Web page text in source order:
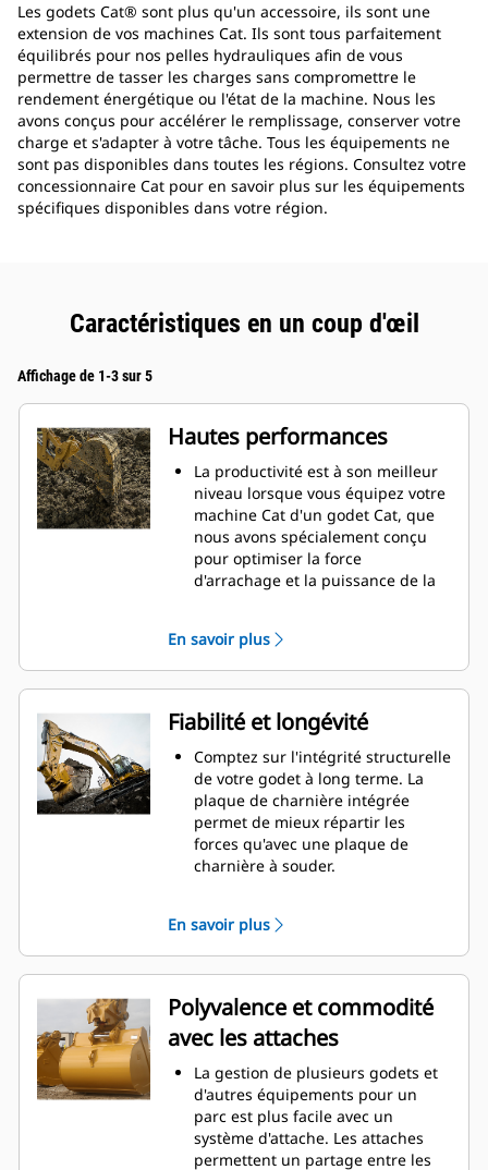
Les godets Cat® sont plus qu'un accessoire, ils sont une
extension de vos machines Cat. Ils sont tous parfaitement
équilibrés pour nos pelles hydrauliques afin de vous
permettre de tasser les charges sans compromettre le
rendement énergétique ou l'état de la machine. Nous les
avons conçus pour accélérer le remplissage, conserver votre
charge et s'adapter à votre tâche. Tous les équipements ne
sont pas disponibles dans toutes les régions. Consultez votre
concessionnaire Cat pour en savoir plus sur les équipements
spécifiques disponibles dans votre région.
Caractéristiques en un coup d'œil
Affichage de 1-3 sur 5
Hautes performances
La productivité est à son meilleur
niveau lorsque vous équipez votre
machine Cat d'un godet Cat, que
nous avons spécialement conçu
pour optimiser la force
d'arrachage et la puissance de la
double améliore le flux des
matières dans le godet. Le
dégagement de talon accru
garantit que le fond du godet ne
frotte pas, ce qui réduit les coûts
d'entretien.
La consommation de carburant est
maximale lors de l'excavation. Les
godets Cat sont conçus pour
creuser dans les matériaux
rapidement afin d'améliorer
Chargez plus de matière plus
rapidement. La forme et les barres
latérales du godet permettent une
rétention optimale des matériaux
dans le godet à chaque charge.
En savoir plus
Fiabilité et longévité
Comptez sur l'intégrité structurelle
de votre godet à long terme. La
plaque de charnière intégrée
permet de mieux répartir les
forces qu'avec une plaque de
charnière à souder.
résistants à l'abrasion, en
particulier pour les composants
d'usure excessive.
Protégez les zones d'usure
excessive les plus importantes de
votre godet avec les outils
d'attaque du sol Cat
(GET). Les
protecteurs de longerons et les
couteaux latéraux permettent de
préserver les pièces du godet qui
entrent en contact et traversent
En savoir plus
Polyvalence et commodité
avec les attaches
La gestion de plusieurs godets et
d'autres équipements pour un
parc est plus facile avec un
système d'attache. Les attaches
permettent un partage entre les